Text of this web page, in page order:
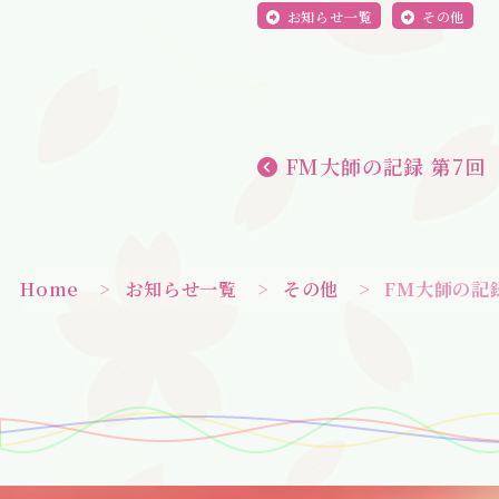
お知らせ一覧 その他
FM大師の記録 第7回
Home > お知らせ一覧 > その他 > FM大師の記